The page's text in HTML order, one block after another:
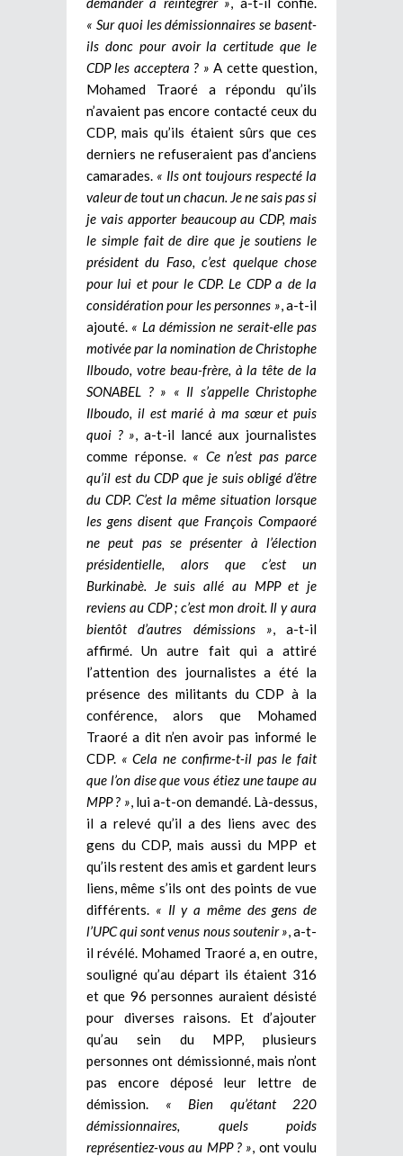
« Sur quoi les démissionnaires se basent-
ils donc pour avoir la certitude que le
CDP les acceptera ? » A cette question,
Mohamed Traoré a répondu qu’ils
n’avaient pas encore contacté ceux du
CDP, mais qu’ils étaient sûrs que ces
derniers ne refuseraient pas d’anciens
camarades. « Ils ont toujours respecté la
valeur de tout un chacun. Je ne sais pas si
je vais apporter beaucoup au CDP, mais
le simple fait de dire que je soutiens le
président du Faso, c’est quelque chose
pour lui et pour le CDP. Le CDP a de la
considération pour les personnes » , a-t-il
ajouté. « La démission ne serait-elle pas
motivée par la nomination de Christophe
Ilboudo, votre beau-frère, à la tête de la
SONABEL ? » « Il s’appelle Christophe
Ilboudo, il est marié à ma sœur et puis
quoi ? » , a-t-il lancé aux journalistes
comme réponse. « Ce n’est pas parce
qu’il est du CDP que je suis obligé d’être
du CDP. C’est la même situation lorsque
les gens disent que François Compaoré
ne peut pas se présenter à l’élection
présidentielle, alors que c’est un
Burkinabè. Je suis allé au MPP et je
reviens au CDP ; c’est mon droit. Il y aura
bientôt d’autres démissions » , a-t-il
affirmé. Un autre fait qui a attiré
l’attention des journalistes a été la
présence des militants du CDP à la
conférence, alors que Mohamed
Traoré a dit n’en avoir pas informé le
CDP. « Cela ne confirme-t-il pas le fait
que l’on dise que vous étiez une taupe au
MPP ? » , lui a-t-on demandé. Là-dessus,
il a relevé qu’il a des liens avec des
gens du CDP, mais aussi du MPP et
qu’ils restent des amis et gardent leurs
liens, même s’ils ont des points de vue
différents. « Il y a même des gens de
l’UPC qui sont venus nous soutenir » , a-t-
il révélé. Mohamed Traoré a, en outre,
souligné qu’au départ ils étaient 316
et que 96 personnes auraient désisté
pour diverses raisons. Et d’ajouter
qu’au sein du MPP, plusieurs
personnes ont démissionné, mais n’ont
pas encore déposé leur lettre de
démission. « Bien qu’étant 220
démissionnaires, quels poids
représentiez-vous au MPP ? » , ont voulu